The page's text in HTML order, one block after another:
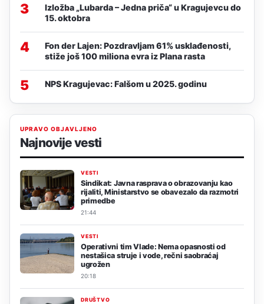
3
Izložba „Lubarda – Jedna priča“ u Kragujevcu do
15. oktobra
4
Fon der Lajen: Pozdravljam 61% usklađenosti,
stiže još 100 miliona evra iz Plana rasta
5 NPS Kragujevac: Falšom u 2025. godinu
UPRAVO OBJAVLJENO
Najnovije vesti
VESTI
Sindikat: Javna rasprava o obrazovanju kao
rijaliti, Ministarstvo se obavezalo da razmotri
primedbe
21:44
VESTI
Operativni tim Vlade: Nema opasnosti od
nestašica struje i vode, rečni saobraćaj
ugrožen
20:18
DRUŠTVO